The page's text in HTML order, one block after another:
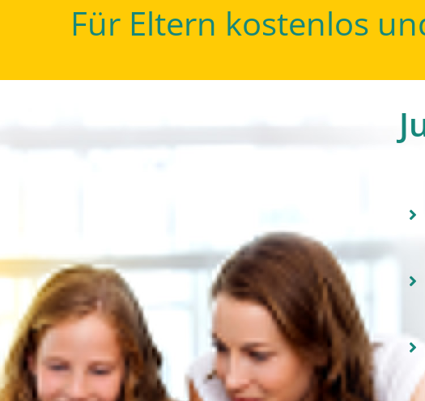
Für Eltern kostenlos